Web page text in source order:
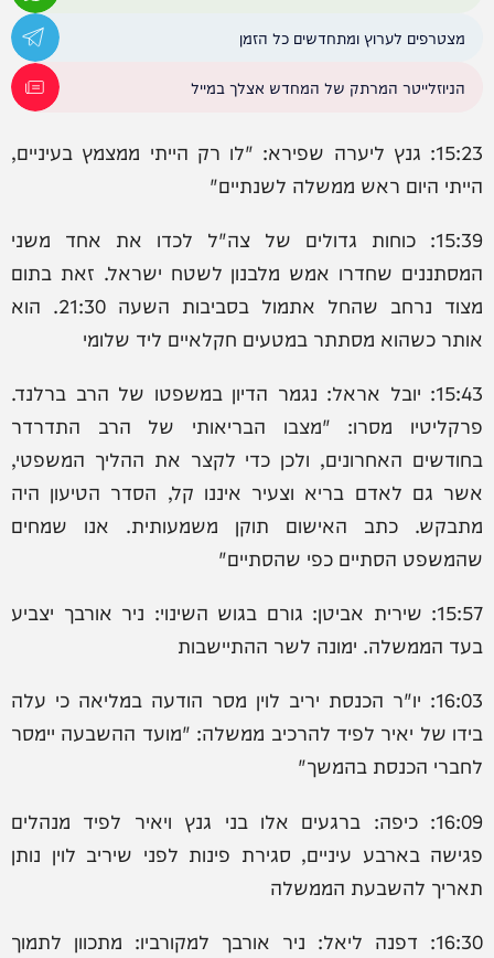
מצטרפים לערוץ ומתחדשים כל הזמן
הניוזלייטר המרתק של המחדש אצלך במייל
15:23: ‏גנץ ליערה שפירא: "לו רק הייתי ממצמץ בעיניים,
הייתי היום ראש ממשלה לשנתיים"
15:39: כוחות גדולים של צה"ל לכדו את אחד משני
המסתננים שחדרו אמש מלבנון לשטח ישראל. זאת בתום
מצוד נרחב שהחל אתמול בסביבות השעה 21:30. הוא
אותר כשהוא מסתתר במטעים חקלאיים ליד שלומי
15:43: יובל אראל: נגמר הדיון במשפטו של הרב ברלנד.
פרקליטיו מסרו: "מצבו הבריאותי של הרב התדרדר
בחודשים האחרונים, ולכן כדי לקצר את ההליך המשפטי,
אשר גם לאדם בריא וצעיר איננו קל, הסדר הטיעון היה
מתבקש. כתב האישום תוקן משמעותית. אנו שמחים
שהמשפט הסתיים כפי שהסתיים"
15:57: שירית אביטן: ‏גורם בגוש השינוי: ניר אורבך יצביע
בעד הממשלה. ימונה לשר ההתיישבות
16:03: יו"ר הכנסת יריב לוין מסר הודעה במליאה כי עלה
בידו של יאיר לפיד להרכיב ממשלה: "מועד ההשבעה יימסר
לחברי הכנסת בהמשך"
16:09: כיפה: ברגעים אלו בני גנץ ויאיר לפיד מנהלים
פגישה בארבע עיניים, סגירת פינות לפני שיריב לוין נותן
תאריך להשבעת הממשלה
16:30: דפנה ליאל: ניר אורבך למקורביו: מתכוון לתמוך